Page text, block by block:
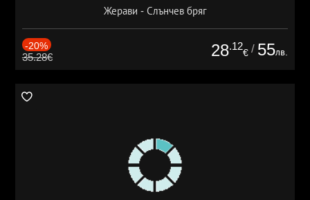
Жерави - Слънчев бряг
-20%
35.28€ 28.12
€ / 55лв.